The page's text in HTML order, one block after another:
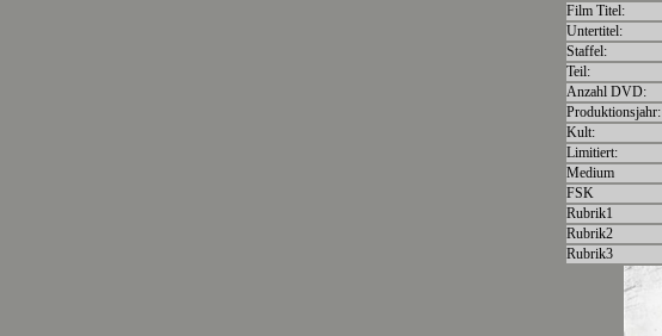
Film Titel:
Untertitel:
Staffel:
Teil:
Anzahl DVD:
Produktionsjahr:
Kult:
Limitiert:
Medium
FSK
Rubrik1
Rubrik2
Rubrik3